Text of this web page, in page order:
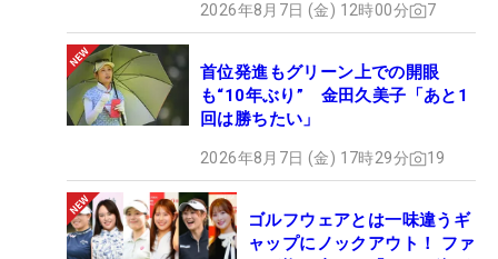
2026年8月7日 (金) 12時00分 7
首位発進もグリーン上での開眼
も“10年ぶり” 金田久美子「あと1
回は勝ちたい」
2026年8月7日 (金) 17時29分 19
ゴルフウェアとは一味違うギ
ャップにノックアウト！ ファ